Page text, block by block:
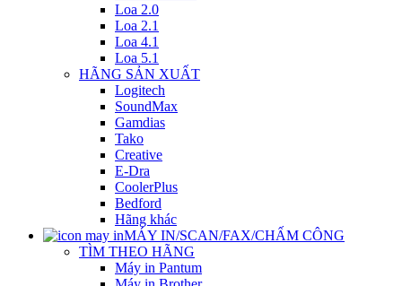
Loa 2.0
Loa 2.1
Loa 4.1
Loa 5.1
HÃNG SẢN XUẤT
Logitech
SoundMax
Gamdias
Tako
Creative
E-Dra
CoolerPlus
Bedford
Hãng khác
MÁY IN/SCAN/FAX/CHẤM CÔNG
TÌM THEO HÃNG
Máy in Pantum